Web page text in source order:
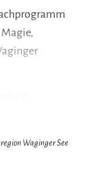
Waginger See